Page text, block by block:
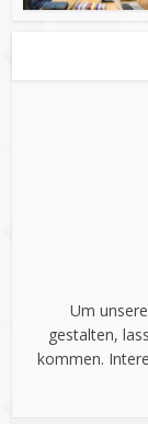
Um
gestalten,
kommen.